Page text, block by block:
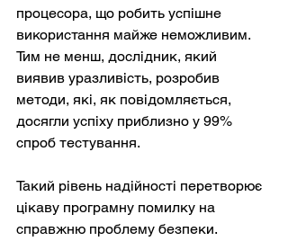
процесора, що робить успішне
використання майже неможливим.
Тим не менш, дослідник, який
виявив уразливість, розробив
методи, які, як повідомляється,
досягли успіху приблизно у 99%
спроб тестування.
Такий рівень надійності перетворює
цікаву програмну помилку на
справжню проблему безпеки.